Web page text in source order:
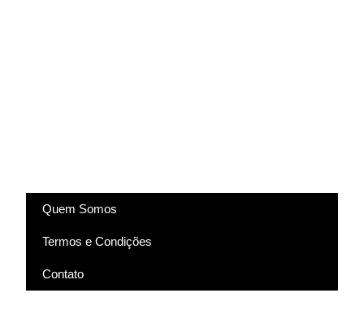
Quem Somos
Termos e Condições
Contato